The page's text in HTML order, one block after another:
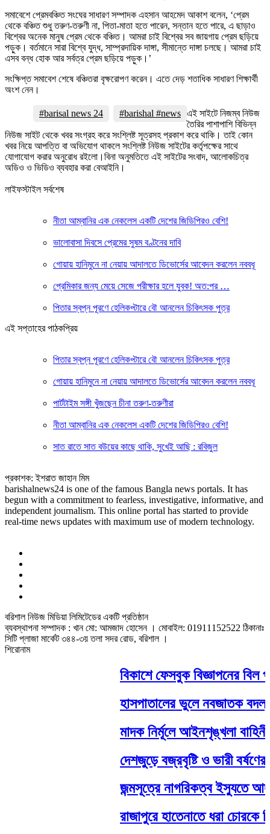
সমাবেশে প্রেমবঞ্চিত সংঘের সাধারণ সম্পাদক এহসান আহমেদ আকাশ বলেন, ‘প্রেম
থেকে বঞ্চিত শুধু তরুণ-তরুণী না, পিতা-মাতা হতে পারেন, সন্তান হতে পারে, এ ছাড়াও
বিশ্বের অনেক মানুষ প্রেম থেকে বঞ্চিত। আমরা চাই বিশ্বের সব জায়গায় প্রেম ছড়িয়ে
পড়ুক। বর্তমানে সারা বিশ্বে যুদ্ধ, সাম্প্রদায়িক দাঙ্গা, সীমান্তে দাঙ্গা চলছে। আমরা চাই
এসব বন্ধ হোক আর সর্বত্র প্রেম ছড়িয়ে পড়ুক।’
সংক্ষিপ্ত সমাবেশ শেষে বঞ্চিতরা বৃক্ষরোপণ করেন। এতে দেড় শতাধিক সাধারণ শিক্ষার্থী
অংশ নেন।
#barisal news 24 #barishal #news এই সাইটে নিজম্ব নিউজ
তৈরির পাশাপাশি বিভিন্ন
নিউজ সাইট থেকে খবর সংগ্রহ করে সংশ্লিষ্ট সূত্রসহ প্রকাশ করে থাকি। তাই কোন
খবর নিয়ে আপত্তি বা অভিযোগ থাকলে সংশ্লিষ্ট নিউজ সাইটের কর্তৃপক্ষের সাথে
যোগাযোগ করার অনুরোধ রইলো।বিনা অনুমতিতে এই সাইটের সংবাদ, আলোকচিত্র
অডিও ও ভিডিও ব্যবহার করা বেআইনি।
লাইফস্টাইল সর্বশেষ
নীতা আম্বানির এক নেকলেস একটি দেশের জিডিপিরও বেশি!
ভালোবাসা দিবসে প্রেমের সুষম বণ্টনের দাবি
গোয়ায় হানিমুনে না নেয়ায় আদালতে ডিভোর্সের আবেদন করলেন নববধূ
প্রেমিকার জন্য মেয়ে সেজে পরীক্ষার হলে যুবক! অত:পর …
পিতার স্বপ্ন পূরণে হেলিকপ্টারে বৌ আনলেন চিকিৎসক পুত্র
এই সপ্তাহের পাঠকপ্রিয়
পিতার স্বপ্ন পূরণে হেলিকপ্টারে বৌ আনলেন চিকিৎসক পুত্র
গোয়ায় হানিমুনে না নেয়ায় আদালতে ডিভোর্সের আবেদন করলেন নববধূ
পার্টটাইম সঙ্গী খুঁজছেন চীনা তরুণ-তরুণীরা
নীতা আম্বানির এক নেকলেস একটি দেশের জিডিপিরও বেশি!
সাত রাতে সাত বউয়ের কাছে থাকি, সুখেই আছি : রবিজুল
প্রকাশক: ইশরাত জাহান মিম
barishalnews24 is one of the famous Bangla news portals. It has
begun with a commitment to fearless, investigative, informative, and
independent journalism. This online portal has started to provide
real-time news updates with maximum use of modern technology.
বরিশাল নিউজ মিডিয়া লিমিটেডের একটি প্রতিষ্ঠান
ব্যবস্থাপনা সম্পাদক : খান মো: আমজাদ হোসেন । মোবাইল: 01911152522 ঠিকানাঃ
সিটি প্লাজা মার্কেট ৩৪৪-৩য় তলা সদর রোড, বরিশাল ।
শিরোনাম
বিকাশে ফেসবুক বিজ্ঞাপনের বিল
হাসপাতালের ভুলে নবজাতক বদল,
মাদক নির্মূলে আইনশৃঙ্খলা বাহিনীর
দেশজুড়ে বজ্রবৃষ্টি ও ভারী
জন্মসূত্রে নাগরিকত্ব ইস্যুতে
রাজাপুরে হাতেনাতে ধরা চোরকে